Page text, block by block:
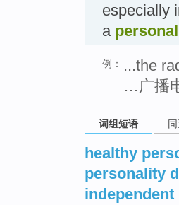
especially
a
例：
...the
…广播
词组短语
healthy
personality